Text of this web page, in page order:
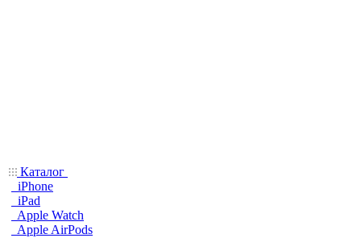
Каталог
iPhone
iPad
Apple Watch
Apple AirPods